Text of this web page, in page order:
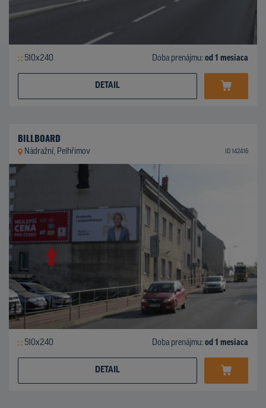
510x240 Doba prenájmu: od 1 mesiaca
DETAIL
BILLBOARD
Nádražní, Pelhřimov ID 142416
510x240 Doba prenájmu: od 1 mesiaca
DETAIL